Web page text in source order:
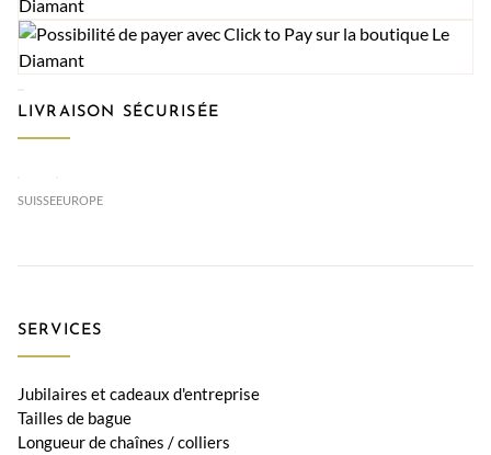
LIVRAISON SÉCURISÉE
SUISSEEUROPE
SERVICES
Jubilaires et cadeaux d'entreprise
Tailles de bague
Longueur de chaînes / colliers